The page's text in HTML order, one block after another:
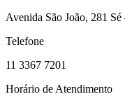
Avenida São João, 281 Sé
Telefone
11 3367 7201
Horário de Atendimento